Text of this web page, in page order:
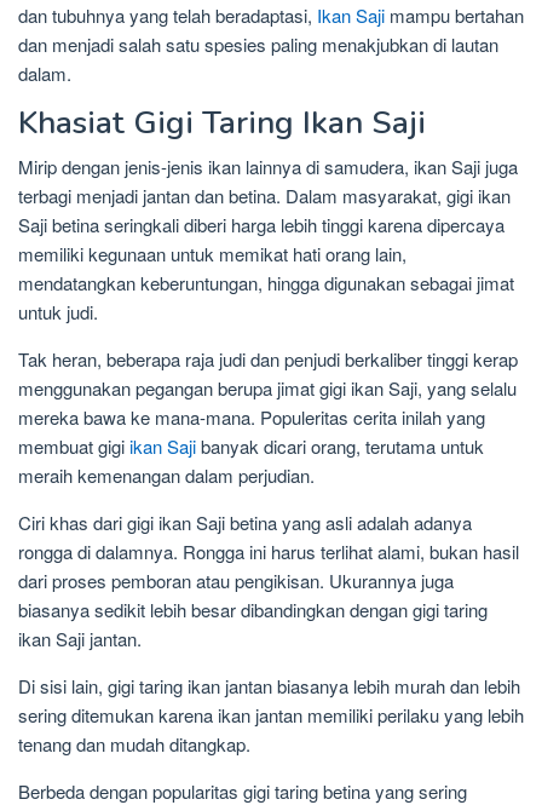
dan tubuhnya yang telah beradaptasi, Ikan Saji mampu bertahan
dan menjadi salah satu spesies paling menakjubkan di lautan
dalam.
Khasiat Gigi Taring Ikan Saji
Mirip dengan jenis-jenis ikan lainnya di samudera, ikan Saji juga
terbagi menjadi jantan dan betina. Dalam masyarakat, gigi ikan
Saji betina seringkali diberi harga lebih tinggi karena dipercaya
memiliki kegunaan untuk memikat hati orang lain,
mendatangkan keberuntungan, hingga digunakan sebagai jimat
untuk judi.
Tak heran, beberapa raja judi dan penjudi berkaliber tinggi kerap
menggunakan pegangan berupa jimat gigi ikan Saji, yang selalu
mereka bawa ke mana-mana. Populeritas cerita inilah yang
membuat gigiikan Sajibanyak dicari orang, terutama untuk
meraih kemenangan dalam perjudian.
Ciri khas dari gigi ikan Saji betina yang asli adalah adanya
rongga di dalamnya. Rongga ini harus terlihat alami, bukan hasil
dari proses pemboran atau pengikisan. Ukurannya juga
biasanya sedikit lebih besar dibandingkan dengan gigi taring
ikan Saji jantan.
Di sisi lain, gigi taring ikan jantan biasanya lebih murah dan lebih
sering ditemukan karena ikan jantan memiliki perilaku yang lebih
tenang dan mudah ditangkap.
Berbeda dengan popularitas gigi taring betina yang sering